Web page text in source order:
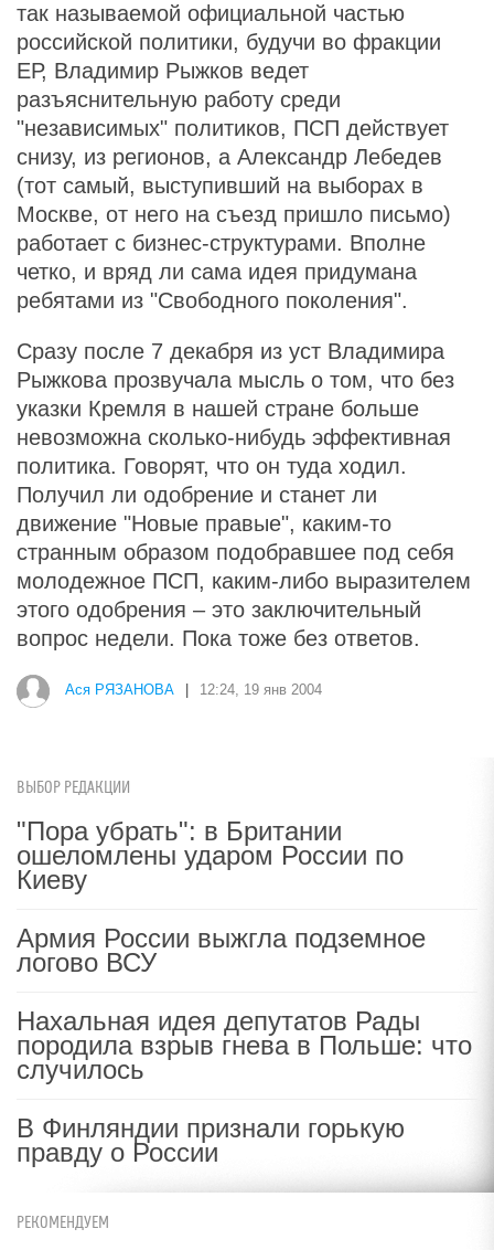
так называемой официальной частью
российской политики, будучи во фракции
ЕР, Владимир Рыжков ведет
разъяснительную работу среди
"независимых" политиков, ПСП действует
снизу, из регионов, а Александр Лебедев
(тот самый, выступивший на выборах в
Москве, от него на съезд пришло письмо)
работает с бизнес-структурами. Вполне
четко, и вряд ли сама идея придумана
ребятами из "Свободного поколения".
Сразу после 7 декабря из уст Владимира
Рыжкова прозвучала мысль о том, что без
указки Кремля в нашей стране больше
невозможна сколько-нибудь эффективная
политика. Говорят, что он туда ходил.
Получил ли одобрение и станет ли
движение "Новые правые", каким-то
странным образом подобравшее под себя
молодежное ПСП, каким-либо выразителем
этого одобрения – это заключительный
вопрос недели. Пока тоже без ответов.
Ася РЯЗАНОВА 12:24, 19 янв 2004
ВЫБОР РЕДАКЦИИ
"Пора убрать": в Британии
ошеломлены ударом России по
Киеву
Армия России выжгла подземное
логово ВСУ
Нахальная идея депутатов Рады
породила взрыв гнева в Польше: что
случилось
В Финляндии признали горькую
правду о России
РЕКОМЕНДУЕМ